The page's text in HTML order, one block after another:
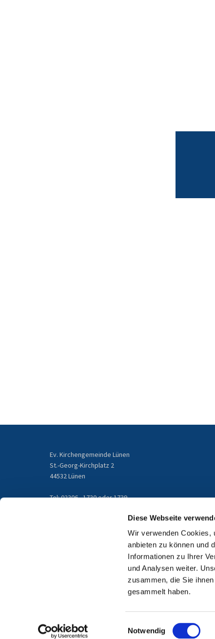
Diese Webseite
Wir verwenden Cookies,
anbieten zu können und
Informationen zu Ihrer
und Analysen weiter.
zusammen, die Sie
gesammelt haben.
Einwilligungsauswahl
Notwendig
Ev. Kirchengemeinde Lünen
St.-Georg-Kirchplatz 2
44532 Lünen
Tel: 02306 - 1730 oder 1739